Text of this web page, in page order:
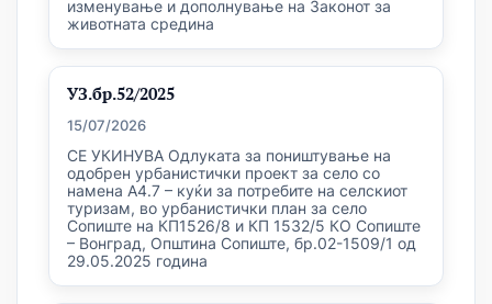
изменување и дополнување на Законот за
животната средина
УЗ.бр.52/2025
15/07/2026
СЕ УКИНУВА Одлуката за поништување на
одобрен урбанистички проект за село со
намена А4.7 – куќи за потребите на селскиот
туризам, во урбанистички план за село
Сопиште на КП1526/8 и КП 1532/5 КО Сопиште
– Вонград, Општина Сопиште, бр.02-1509/1 од
29.05.2025 година